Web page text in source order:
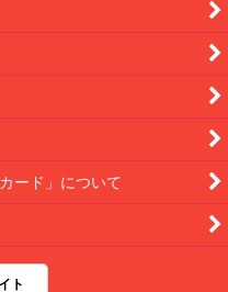
ード」について
ト